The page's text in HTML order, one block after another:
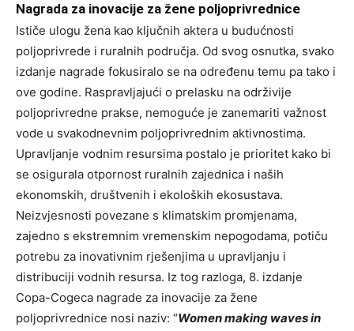
Nagrada za inovacije za žene poljoprivrednice
Ističe ulogu žena kao ključnih aktera u budućnosti
poljoprivrede i ruralnih područja. Od svog osnutka, svako
izdanje nagrade fokusiralo se na određenu temu pa tako i
ove godine. Raspravljajući o prelasku na održivije
poljoprivredne prakse, nemoguće je zanemariti važnost
vode u svakodnevnim poljoprivrednim aktivnostima.
Upravljanje vodnim resursima postalo je prioritet kako bi
se osigurala otpornost ruralnih zajednica i naših
ekonomskih, društvenih i ekoloških ekosustava.
Neizvjesnosti povezane s klimatskim promjenama,
zajedno s ekstremnim vremenskim nepogodama, potiču
potrebu za inovativnim rješenjima u upravljanju i
distribuciji vodnih resursa. Iz tog razloga, 8. izdanje
Copa-Cogeca nagrade za inovacije za žene
poljoprivrednice nosi naziv: “Women making waves in